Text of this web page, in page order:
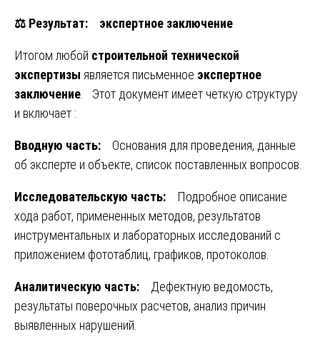
⚖️ Результат: экспертное заключение
Итогом любой строительной технической
экспертизы является письменное экспертное
заключение . Этот документ имеет четкую структуру
и включает :
Вводную часть:
Основания для проведения, данные
об эксперте и объекте, список поставленных вопросов.
Исследовательскую часть:
Подробное описание
хода работ, примененных методов, результатов
инструментальных и лабораторных исследований с
приложением фототаблиц, графиков, протоколов.
Аналитическую часть:
Дефектную ведомость,
результаты поверочных расчетов, анализ причин
выявленных нарушений.